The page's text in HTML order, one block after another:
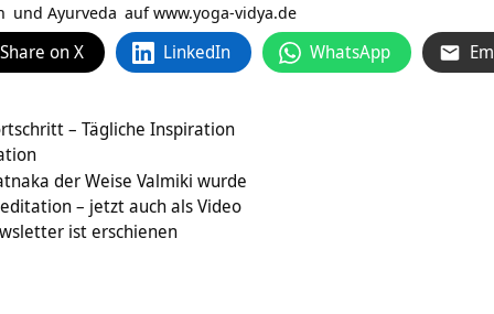
und Ayurveda aufwww.yoga-vidya.de
Share on X LinkedIn WhatsApp
– Tägliche Inspiration
der Weise Valmiki wurde
– jetzt auch als Video
ist erschienen